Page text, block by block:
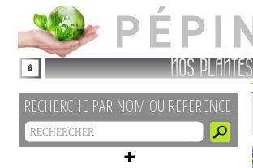
NOS PLANTES
RECHERCHE PAR NOM OU REFERENCE